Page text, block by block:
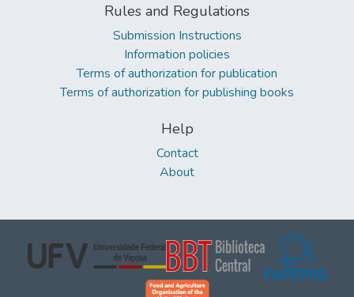
Rules and Regulations
Submission Instructions
Information policies
Terms of authorization for publication
Terms of authorization for publishing books
Help
Contact
About